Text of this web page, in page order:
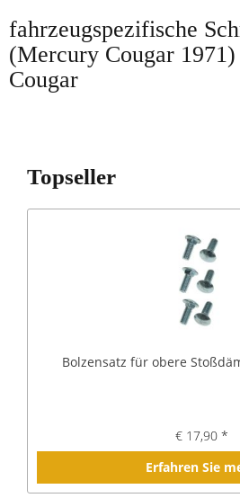
fahrzeugspezifische
(Mercury Cougar
Cougar
Topseller
Bolzensatz für obere
€ 17,90 *
Erfahren Sie